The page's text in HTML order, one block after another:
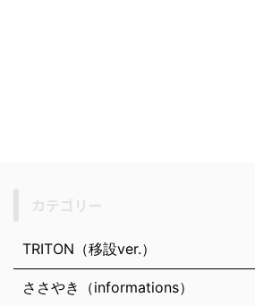
TRITON（移設ver.）
ささやき（informations）